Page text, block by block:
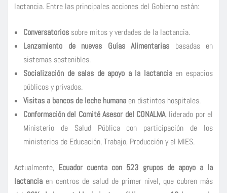
lactancia. Entre las principales acciones del Gobierno están:
Conversatorios sobre mitos y verdades de la lactancia.
Lanzamiento de nuevas Guías Alimentarias basadas en
sistemas sostenibles.
Socialización de salas de apoyo a la lactanciaen espacios
públicos y privados.
Visitas a bancos de leche humana en distintos hospitales.
Conformación del Comité Asesor del CONALMA, liderado por el
Ministerio de Salud Pública con participación de los
ministerios de Educación, Trabajo, Producción y el MIES.
Actualmente, Ecuador cuenta con 523 grupos de apoyo a la
lactancia en centros de salud de primer nivel, que cubren más